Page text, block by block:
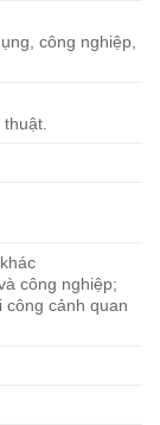
công nghiệp,
công nghiệp;
công cảnh quan